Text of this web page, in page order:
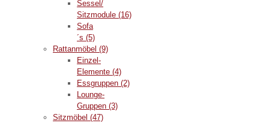
Sessel/
Sitzmodule (16)
Sofa
´s (5)
Rattanmöbel (9)
Einzel-
Elemente (4)
Essgruppen (2)
Lounge-
Gruppen (3)
Sitzmöbel (47)